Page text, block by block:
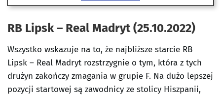
RB Lipsk – Real Madryt (25.10.2022)
Wszystko wskazuje na to, że najbliższe starcie RB
Lipsk – Real Madryt rozstrzygnie o tym, która z tych
drużyn zakończy zmagania w grupie F. Na dużo lepszej
pozycji startowej są zawodnicy ze stolicy Hiszpanii,